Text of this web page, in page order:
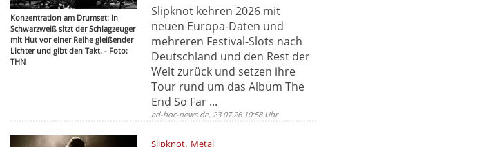
Konzentration am Drumset: In
Schwarzweiß sitzt der Schlagzeuger
mit Hut vor einer Reihe gleißender
Lichter und gibt den Takt. - Foto:
THN
Slipknot kehren 2026 mit
neuen Europa-Daten und
mehreren Festival-Slots nach
Deutschland und den Rest der
Welt zurück und setzen ihre
Tour rund um das Album The
End So Far ...
ad-hoc-news.de, 23.07.26 10:58 Uhr
Slipknot, Metal